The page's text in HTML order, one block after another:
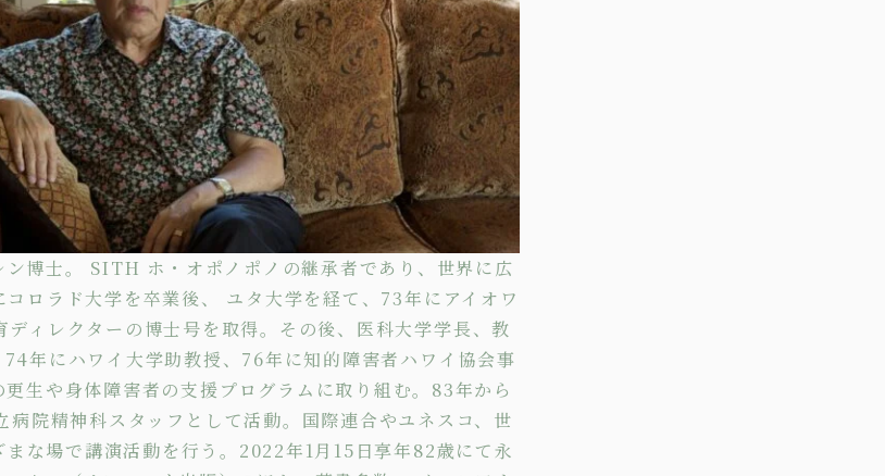
ン博士。 SITH ホ・オポノポノの継承者であり、世界に広
ロラド大学を卒業後、 ユタ大学を経て、73年にアイオワ
ディレクターの博士号を取得。その後、医科大学学長、教
年にハワイ大学助教授、76年に知的障害者ハワイ協会事
生や身体障害者の支援プログラムに取り組む。83年から
病院精神科スタッフとして活動。国際連合やユネスコ、世
な場で講演活動を行う。2022年1月15日享年82歳にて永